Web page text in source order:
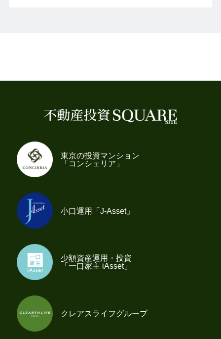
東京の投資マンション
「コンシェリア」
小口運用「J-Asset」
少額資産運用・投資
「一口家主 iAsset」
クレアスライフグループ